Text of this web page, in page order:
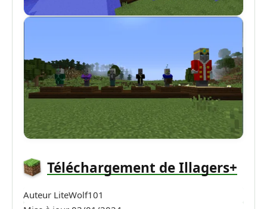
Téléchargement de Illagers+
Auteur LiteWolf101